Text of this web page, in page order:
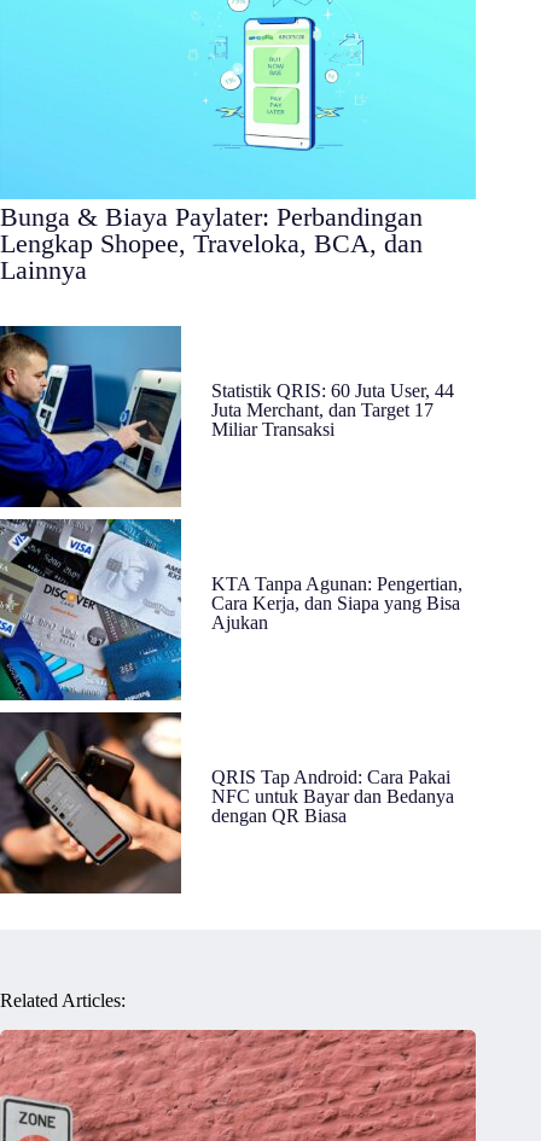
Bunga & Biaya Paylater: Perbandingan
Lengkap Shopee, Traveloka, BCA, dan
Lainnya
Statistik QRIS: 60 Juta User, 44
Juta Merchant, dan Target 17
Miliar Transaksi
KTA Tanpa Agunan: Pengertian,
Cara Kerja, dan Siapa yang Bisa
Ajukan
QRIS Tap Android: Cara Pakai
NFC untuk Bayar dan Bedanya
dengan QR Biasa
Related Articles: